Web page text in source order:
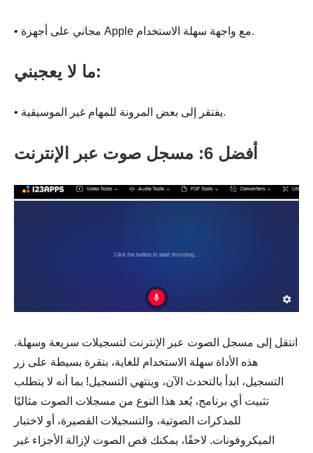
• مجاني على أجهزة Apple مع واجهة سهلة الاستخدام.
ما لا يعجبني:
• يفتقر إلى بعض المرونة للمهام غير الموسيقية.
أفضل 6: مسجل صوت عبر الإنترنت
انتقل إلى مسجل الصوت عبر الإنترنت لتسجيلات سريعة وسهلة.
هذه الأداة سهلة الاستخدام للغاية، بنقرة بسيطة على زر
التسجيل، ابدأ بالتحدث الآن، وينتهي التسجيل! بما أنه لا يتطلب
تثبيت أي برنامج، يُعد هذا النوع من مسجلات الصوت مثاليًا
للمذكرات الصوتية، والتسجيلات القصيرة، أو لاختبار
الميكروفونات. لاحقًا، يمكنك قص الصوت لإزالة الأجزاء غير